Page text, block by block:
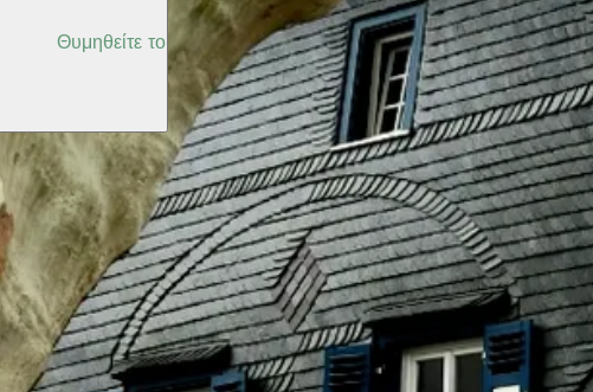
Θυμηθείτε το